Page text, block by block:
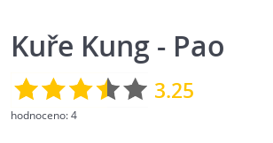
Kuře Kung - Pao
3.25
hodnoceno:4